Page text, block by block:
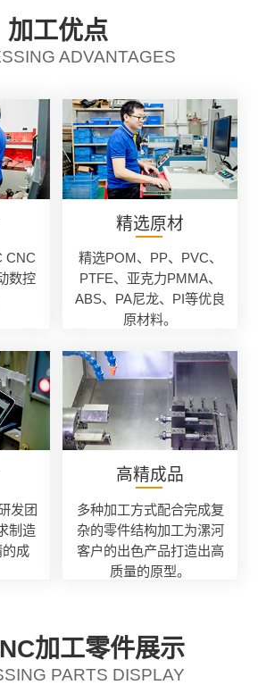
加工优点
ADVANTAGES
CNC
数控
精选原材
精选POM、PP、PVC、
PTFE、亚克力PMMA、
ABS、PA尼龙、PI等优良
原材料。
发团
制造
成
高精成品
多种加工方式配合完成复
杂的零件结构加工为漯河
客户的出色产品打造出高
质量的原型。
加工零件展示
PARTS DISPLAY